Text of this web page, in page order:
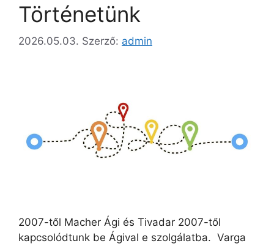
Történetünk
2026.05.03. Szerző: admin
2007-től Macher Ági és Tivadar 2007-től
kapcsolódtunk be Ágival e szolgálatba. Varga